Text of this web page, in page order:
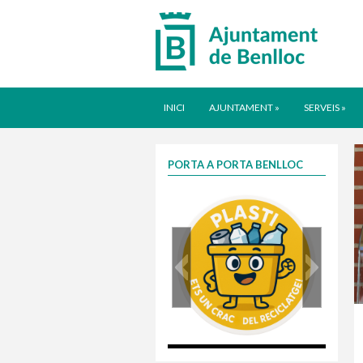
INICI AJUNTAMENT » SERVEIS »
PORTA A PORTA BENLLOC